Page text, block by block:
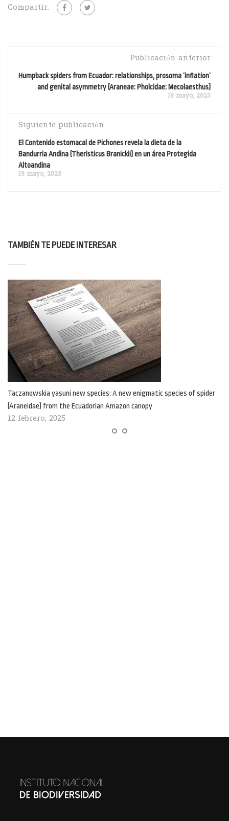
Compartir:
Publicación anterior
Humpback spiders from Ecuador: relationships, prosoma ‘inflation’
and genital asymmetry (Araneae: Pholcidae: Mecolaesthus)
18 mayo, 2023
Siguiente publicación
El Contenido estomacal de Pichones revela la dieta de la
Bandurria Andina (Theristicus Branickii) en un área Protegida
Altoandina
19 mayo, 2023
TAMBIÉN TE PUEDE INTERESAR
Taczanowskia yasuni new species: A new enigmatic species of spider
(Araneidae) from the Ecuadorian Amazon canopy
12 febrero, 2025